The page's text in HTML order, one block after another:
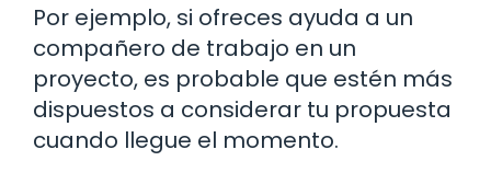
Por ejemplo, si ofreces ayuda a un
compañero de trabajo en un
proyecto, es probable que estén más
dispuestos a considerar tu propuesta
cuando llegue el momento.